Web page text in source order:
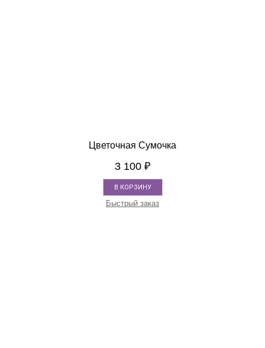
Цветочная Сумочка
3 100 ₽
В КОРЗИНУ
Быстрый заказ